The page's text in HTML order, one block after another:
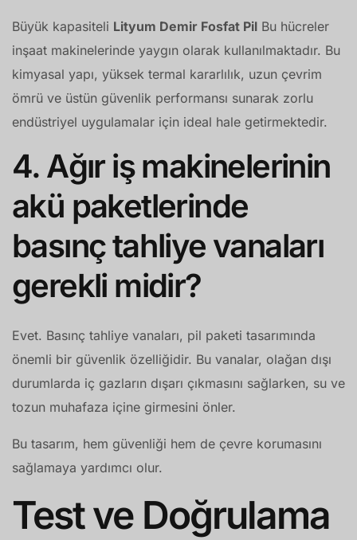
Büyük kapasiteli Lityum Demir Fosfat Pil Bu hücreler
inşaat makinelerinde yaygın olarak kullanılmaktadır. Bu
kimyasal yapı, yüksek termal kararlılık, uzun çevrim
ömrü ve üstün güvenlik performansı sunarak zorlu
endüstriyel uygulamalar için ideal hale getirmektedir.
4. Ağır iş makinelerinin
akü paketlerinde
basınç tahliye vanaları
gerekli midir?
Evet. Basınç tahliye vanaları, pil paketi tasarımında
önemli bir güvenlik özelliğidir. Bu vanalar, olağan dışı
durumlarda iç gazların dışarı çıkmasını sağlarken, su ve
tozun muhafaza içine girmesini önler.
Bu tasarım, hem güvenliği hem de çevre korumasını
sağlamaya yardımcı olur.
Test ve Doğrulama